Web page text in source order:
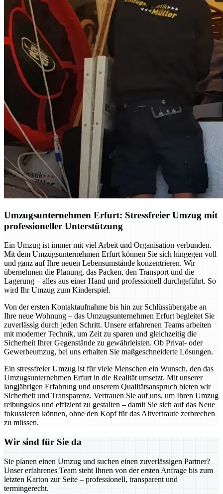
Umzugsunternehmen Erfurt: Stressfreier Umzug mit
professioneller Unterstützung
Ein Umzug ist immer mit viel Arbeit und Organisation verbunden.
Mit dem Umzugsunternehmen Erfurt können Sie sich hingegen voll
und ganz auf Ihre neuen Lebensumstände konzentrieren. Wir
übernehmen die Planung, das Packen, den Transport und die
Lagerung – alles aus einer Hand und professionell durchgeführt. So
wird Ihr Umzug zum Kinderspiel.
Von der ersten Kontaktaufnahme bis hin zur Schlüssübergabe an
Ihre neue Wohnung – das Umzugsunternehmen Erfurt begleitet Sie
zuverlässig durch jeden Schritt. Unsere erfahrenen Teams arbeiten
mit moderner Technik, um Zeit zu sparen und gleichzeitig die
Sicherheit Ihrer Gegenstände zu gewährleisten. Ob Privat- oder
Gewerbeumzug, bei uns erhalten Sie maßgeschneiderte Lösungen.
Ein stressfreier Umzug ist für viele Menschen ein Wunsch, den das
Umzugsunternehmen Erfurt in die Realität umsetzt. Mit unserer
langjährigen Erfahrung und unserem Qualitätsanspruch bieten wir
Sicherheit und Transparenz. Vertrauen Sie auf uns, um Ihren Umzug
reibungslos und effizient zu gestalten – damit Sie sich auf das Neue
fokussieren können, ohne den Kopf für das Altvertraute zerbrechen
zu müssen.
Wir sind für Sie da
Sie planen einen Umzug und suchen einen zuverlässigen Partner?
Unser erfahrenes Team steht Ihnen von der ersten Anfrage bis zum
letzten Karton zur Seite – professionell, transparent und
termingerecht.